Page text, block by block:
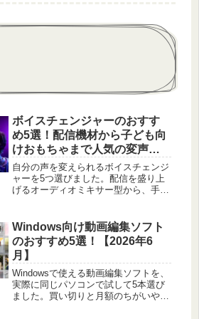
ボイスチェンジャーのおすす
め5選！配信機材から子ども向
けおもちゃまで人気の変声器
【2026年6月】
自分の声を変えられるボイスチェンジ
ャーを5つ選びました。配信を盛り上
げるオーディオミキサー型から、手軽
べて紹介します。
Windows向け動画編集ソフト
のおすすめ5選！【2026年6
月】
Windowsで使える動画編集ソフトを、
実際に同じパソコンで試して5本選び
ました。買い切りと月額のちがいや、